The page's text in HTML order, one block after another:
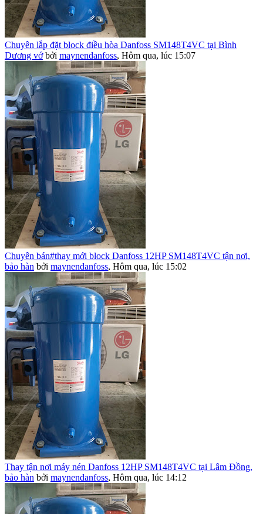
Chuyên lắp đặt block điều hòa Danfoss SM148T4VC tại Bình
Dương vớ bởi maynendanfoss, Hôm qua, lúc 15:07
Chuyên bán#thay mới block Danfoss 12HP SM148T4VC tận nơi,
bảo hàn bởi maynendanfoss, Hôm qua, lúc 15:02
Thay tận nơi máy nén Danfoss 12HP SM148T4VC tại Lâm Đồng,
bảo hàn bởi maynendanfoss, Hôm qua, lúc 14:12